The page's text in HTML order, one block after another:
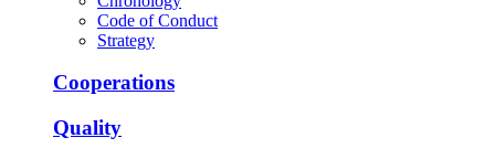
Code of Conduct
Strategy
Cooperations
Quality